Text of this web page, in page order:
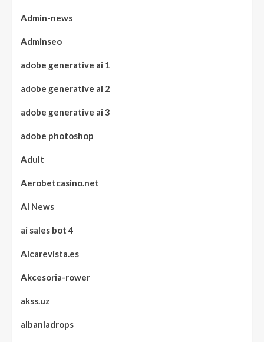
Admin-news
Adminseo
adobe generative ai 1
adobe generative ai 2
adobe generative ai 3
adobe photoshop
Adult
Aerobetcasino.net
AI News
ai sales bot 4
Aicarevista.es
Akcesoria-rower
akss.uz
albaniadrops